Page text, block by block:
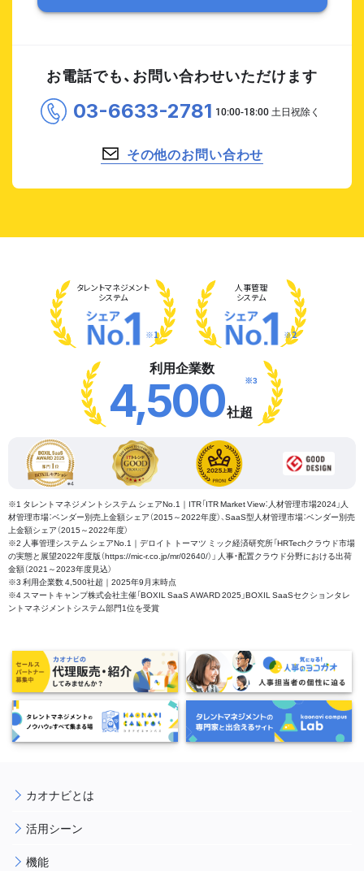
お電話でも、お問い合わせいただけます
03-6633-2781
その他のお問い合わせ
タレントマネジメント
システム
※1
人事管理
システム
※2
利用企業数
4,500社超
※3
※1 タレントマネジメントシステム シェアNo.1｜ITR「ITR Market View：人材管理市場2024」人
材管理市場：ベンダー別売上金額シェア（2015～2022年度）、SaaS型人材管理市場：ベンダー別売
上金額シェア（2015～2022年度）
※2 人事管理システム シェアNo.1｜デロイト トーマツ ミック経済研究所「HRTechクラウド市場
の実態と展望2022年度版（https://mic-r.co.jp/mr/02640/）」 人事・配置クラウド分野における出荷
金額（2021～2023年度見込）
※3 利用企業数 4,500社超｜2025年9月末時点
※4 スマートキャンプ株式会社主催「BOXIL SaaS AWARD 2025」BOXIL SaaSセクションタレ
ントマネジメントシステム部門1位を受賞
カオナビとは
活用シーン
機能